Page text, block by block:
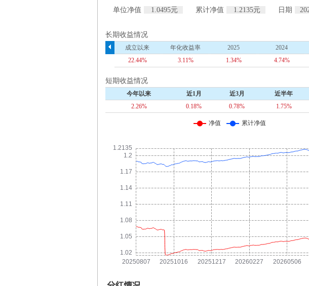
单位净值 1.0495元 累计净值 1.2135元 日期
长期收益情况
成立以来
22.44%
年化收益率
3.11%
2025
1.34%
2024
4.74%
短期收益情况
今年以来 近1月 近3月 近半年
2.26%
0.18% 0.78% 1.75%